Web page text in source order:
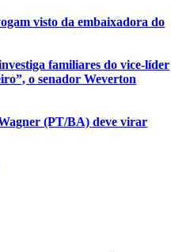
visto da embaixadora do
familiares do vice-líder
o senador Weverton
(PT/BA) deve virar